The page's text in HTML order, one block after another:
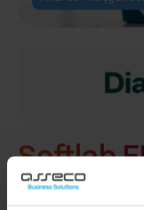
Softlab
w